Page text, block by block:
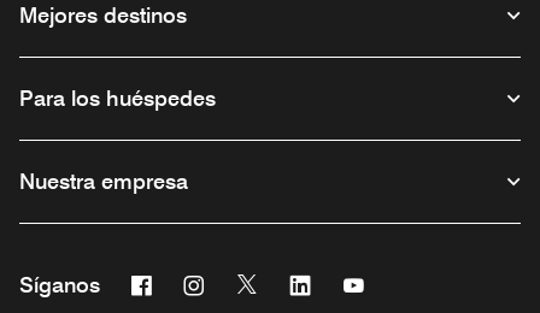
Mejores destinos
Para los huéspedes
Nuestra empresa
Síganos Facebook
Abre una ventana nueva
Instagram
Abre una ventana nueva
Twitter
Abre una ventana nueva
Linkedin
Abre una ventana nueva
Abre una ventana